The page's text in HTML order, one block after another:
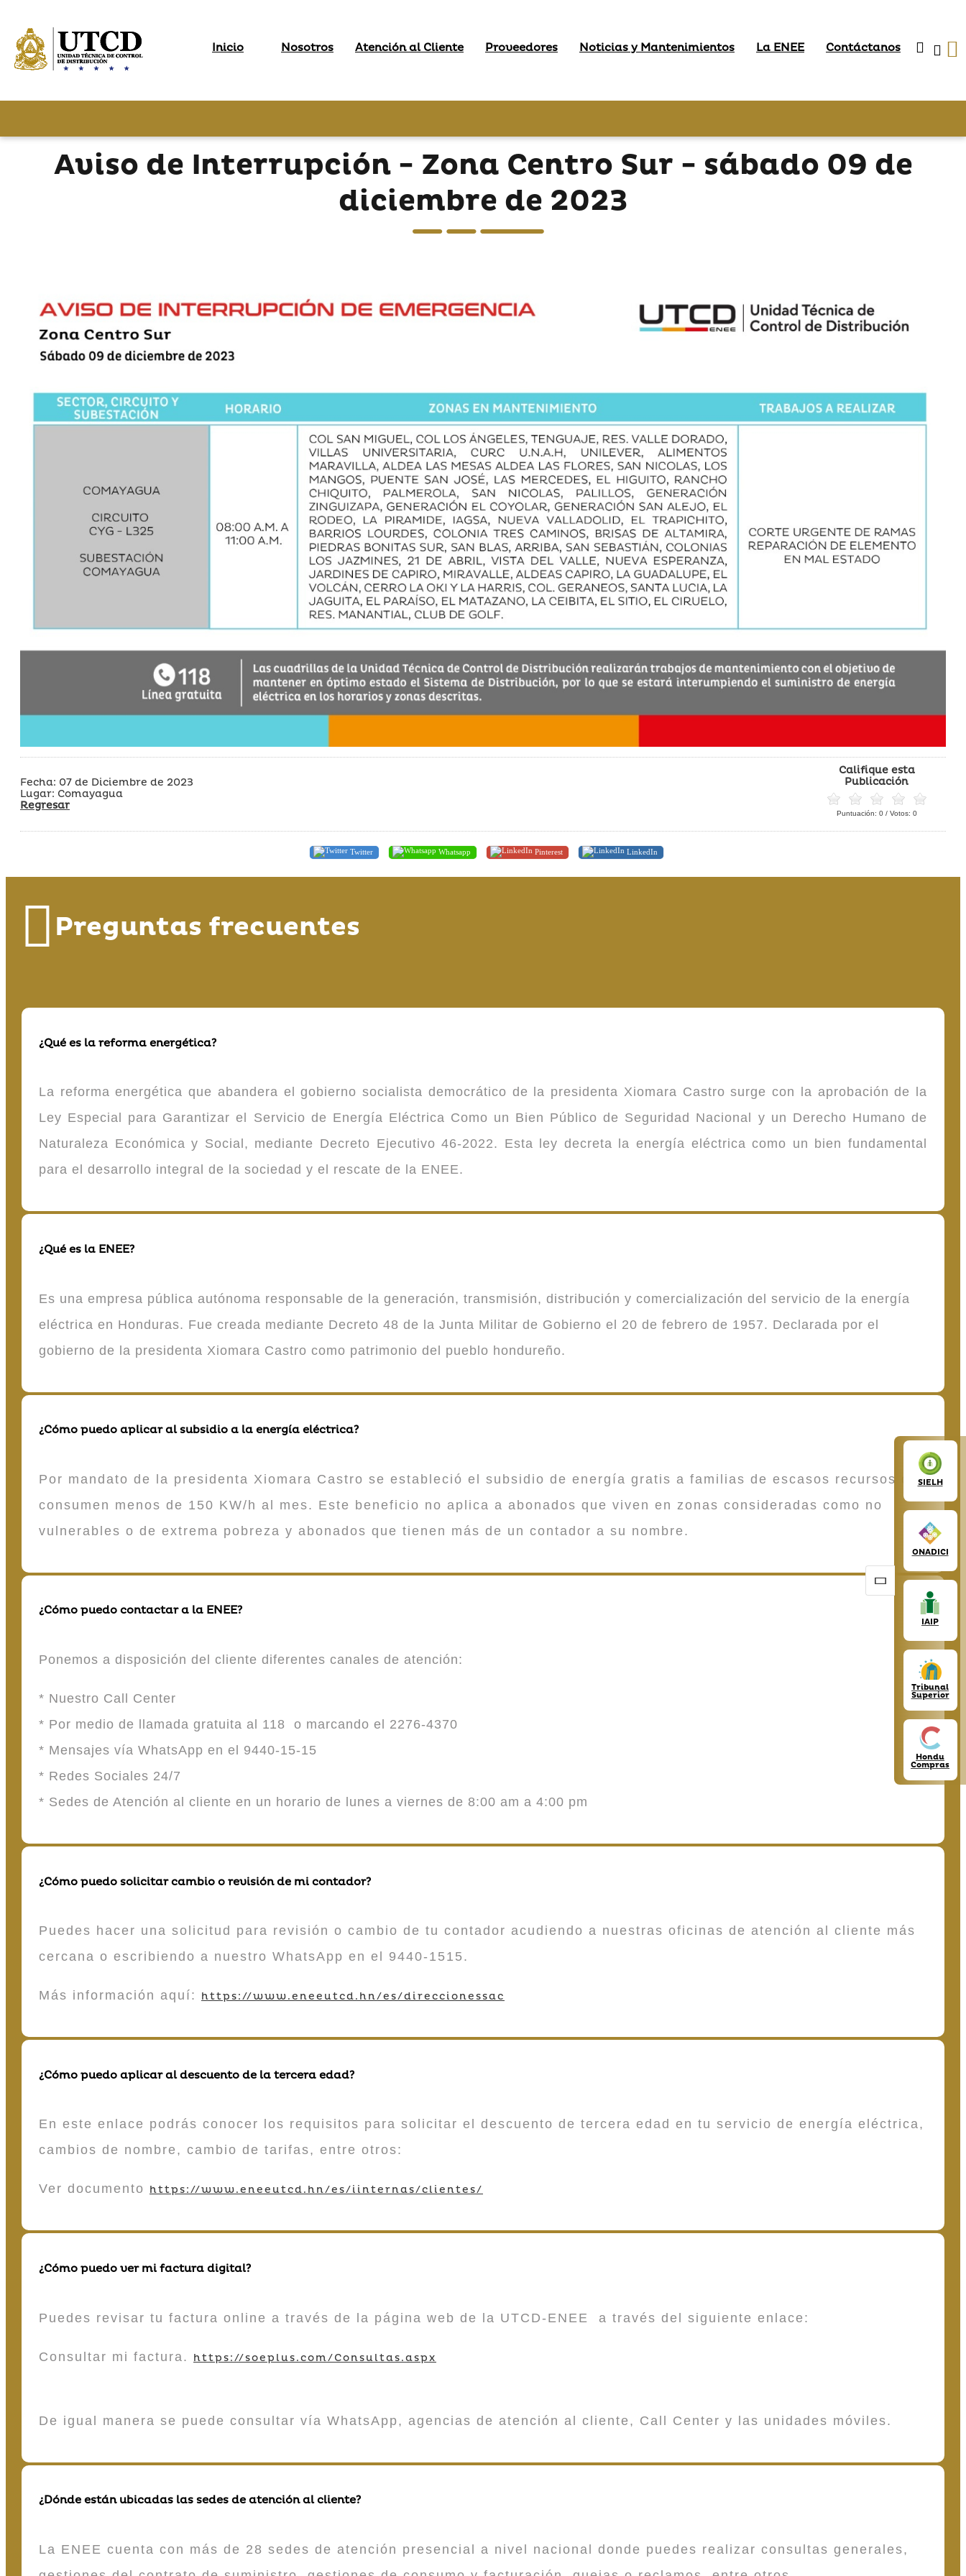
Inicio Nosotros Atención al Cliente Proveedores Noticias y Mantenimientos La ENEE Contáctanos
SIELH
ONADICI
IAIP
Tribunal
Superior
Hondu
Compras
Aviso de Interrupción - Zona Centro Sur - sábado 09 de
diciembre de 2023
Fecha: 07 de Diciembre de 2023
Lugar: Comayagua
Regresar
Califique esta
Publicación
Puntuación: 0/ Votos: 0
Twitter Whatsapp Pinterest LinkedIn
Preguntas frecuentes
¿Qué es la reforma energética?
La reforma energética que abandera el gobierno socialista democrático de la presidenta Xiomara Castro surge con la aprobación de la
Ley Especial para Garantizar el Servicio de Energía Eléctrica Como un Bien Público de Seguridad Nacional y un Derecho Humano de
Naturaleza Económica y Social, mediante Decreto Ejecutivo 46-2022. Esta ley decreta la energía eléctrica como un bien fundamental
para el desarrollo integral de la sociedad y el rescate de la ENEE.
¿Qué es la ENEE?
Es una empresa pública autónoma responsable de la generación, transmisión, distribución y comercialización del servicio de la energía
eléctrica en Honduras. Fue creada mediante Decreto 48 de la Junta Militar de Gobierno el 20 de febrero de 1957. Declarada por el
gobierno de la presidenta Xiomara Castro como patrimonio del pueblo hondureño.
¿Cómo puedo aplicar al subsidio a la energía eléctrica?
Por mandato de la presidenta Xiomara Castro se estableció el subsidio de energía gratis a familias de escasos recursos que
consumen menos de 150 KW/h al mes. Este beneficio no aplica a abonados que viven en zonas consideradas como no
vulnerables o de extrema pobreza y abonados que tienen más de un contador a su nombre.
¿Cómo puedo contactar a la ENEE?
Ponemos a disposición del cliente diferentes canales de atención:
* Nuestro Call Center
* Por medio de llamada gratuita al 118 o marcando el 2276-4370
* Mensajes vía WhatsApp en el 9440-15-15
* Redes Sociales 24/7
* Sedes de Atención al cliente en un horario de lunes a viernes de 8:00 am a 4:00 pm
¿Cómo puedo solicitar cambio o revisión de mi contador?
Puedes hacer una solicitud para revisión o cambio de tu contador acudiendo a nuestras oficinas de atención al cliente más
cercana o escribiendo a nuestro WhatsApp en el 9440-1515.
Más información aquí: https://www.eneeutcd.hn/es/direccionessac
¿Cómo puedo aplicar al descuento de la tercera edad?
En este enlace podrás conocer los requisitos para solicitar el descuento de tercera edad en tu servicio de energía eléctrica,
cambios de nombre, cambio de tarifas, entre otros:
Ver documento https://www.eneeutcd.hn/es/iinternas/clientes/
¿Cómo puedo ver mi factura digital?
Puedes revisar tu factura online a través de la página web de la UTCD-ENEE a través del siguiente enlace:
Consultar mi factura. https://soeplus.com/Consultas.aspx
De igual manera se puede consultar vía WhatsApp, agencias de atención al cliente, Call Center y las unidades móviles.
¿Dónde están ubicadas las sedes de atención al cliente?
La ENEE cuenta con más de 28 sedes de atención presencial a nivel nacional donde puedes realizar consultas generales,